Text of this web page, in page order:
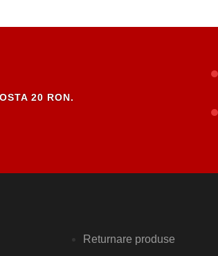
20 RON.
Returnare produse